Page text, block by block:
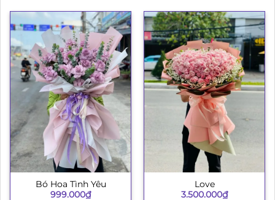
Bó Hoa Tình Yêu
999.000₫
Love
3.500.000₫